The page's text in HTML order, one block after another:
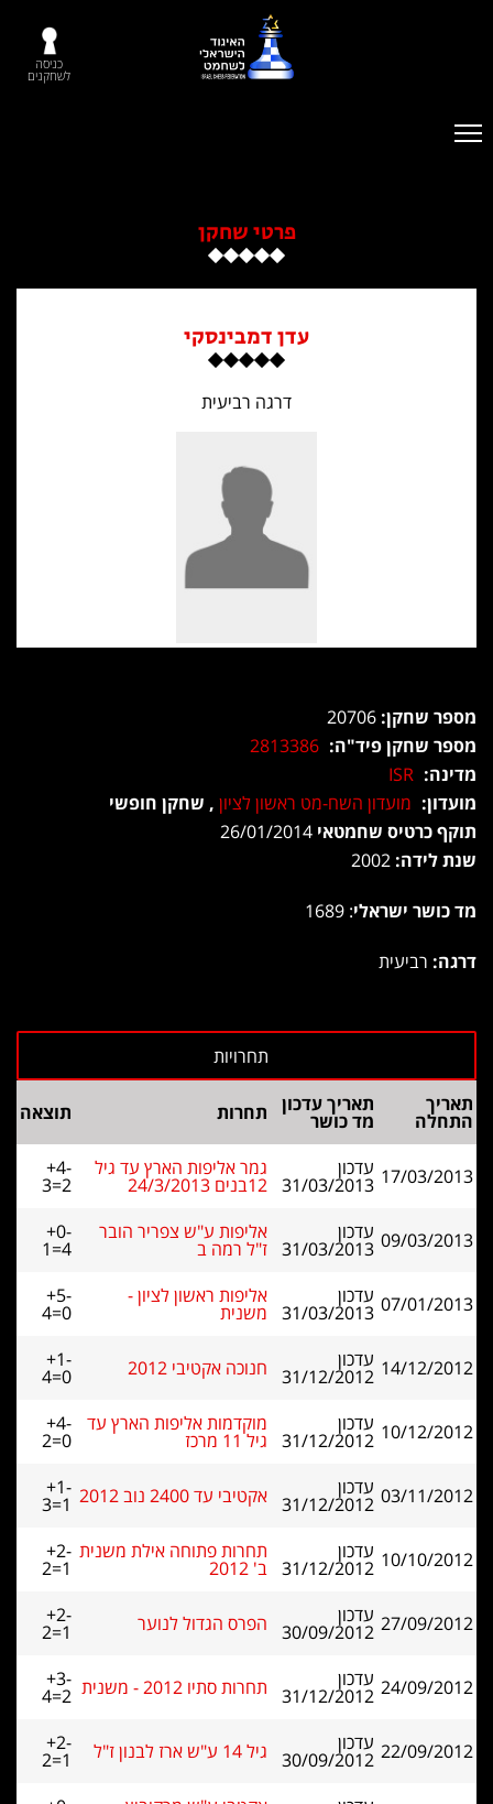
כניסה
לשחקנים
פרטי שחקן
עדן דמבינסקי
דרגה רביעית
מספר שחקן:
מספר שחקן פיד"ה: 2813386
מדינה: ISR
מועדון: מועדון השח-מט ראשון לציון , שחקן חופשי
תוקף כרטיס שחמטאי
שנת לידה:
מד כושר ישראלי: 1689
דרגה: רביעית
תאריך
התחלה
תאריך עדכון
מד כושר תחרות תוצאה
17/03/2013 עדכון
31/03/2013
גמר אליפות הארץ עד גיל
12בנים 24/3/2013
+4-
3=2
09/03/2013 עדכון
31/03/2013
אליפות ע"ש צפריר הובר
ז"ל רמה ב
+0-
1=4
07/01/2013 עדכון
31/03/2013
אליפות ראשון לציון -
משנית
+5-
4=0
14/12/2012 עדכון
31/12/2012 חנוכה אקטיבי 2012 +1-
4=0
10/12/2012 עדכון
31/12/2012
מוקדמות אליפות הארץ עד
גיל 11 מרכז
+4-
2=0
03/11/2012 עדכון
31/12/2012 אקטיבי עד 2400 נוב 2012 +1-
3=1
10/10/2012 עדכון
31/12/2012
תחרות פתוחה אילת משנית
ב' 2012
+2-
2=1
27/09/2012 עדכון
30/09/2012 הפרס הגדול לנוער +2-
2=1
24/09/2012 עדכון
31/12/2012 תחרות סתיו 2012 - משנית +3-
4=2
22/09/2012 עדכון
30/09/2012 גיל 14 ע"ש ארז לבנון ז"ל +2-
2=1